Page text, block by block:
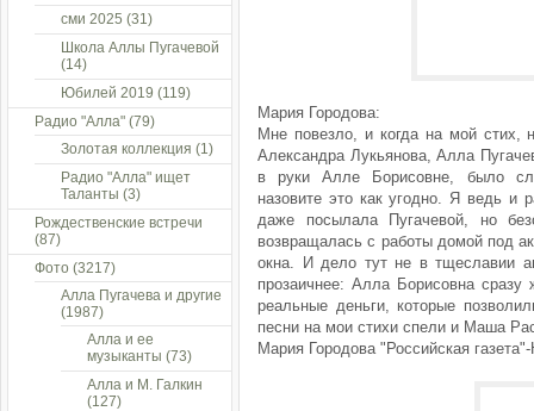
Мария Городова:
Мне повезло, и когда на мой стих,
Александра Лукьянова, Алла
в руки Алле Борисовне, было
назовите это как угодно. Я ведь и
даже посылала Пугачевой, но
возвращалась с работы домой под
окна. И дело тут не в тщеславии
прозаичнее: Алла Борисовна
реальные деньги, которые
песни на мои стихи спели и Маша
Мария Городова "Российская
сми 2025 (31)
Школа Аллы Пугачевой
(14)
Юбилей 2019 (119)
Радио "Алла" (79)
Золотая коллекция (1)
Радио "Алла" ищет
Таланты (3)
Рождественские встречи
(87)
Фото (3217)
Алла Пугачева и другие
(1987)
Алла и ее
музыканты (73)
Алла и М. Галкин
(127)